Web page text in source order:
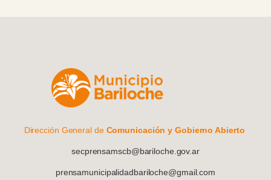
Dirección General de Comunicación y Gobierno Abierto
secprensamscb@bariloche.gov.ar
prensamunicipalidadbariloche@gmail.com